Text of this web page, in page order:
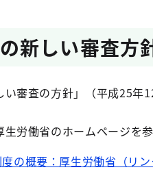
新しい審査方
審査の方針」（平成25年
労働省のホームページを参
の概要：厚生労働省（リ